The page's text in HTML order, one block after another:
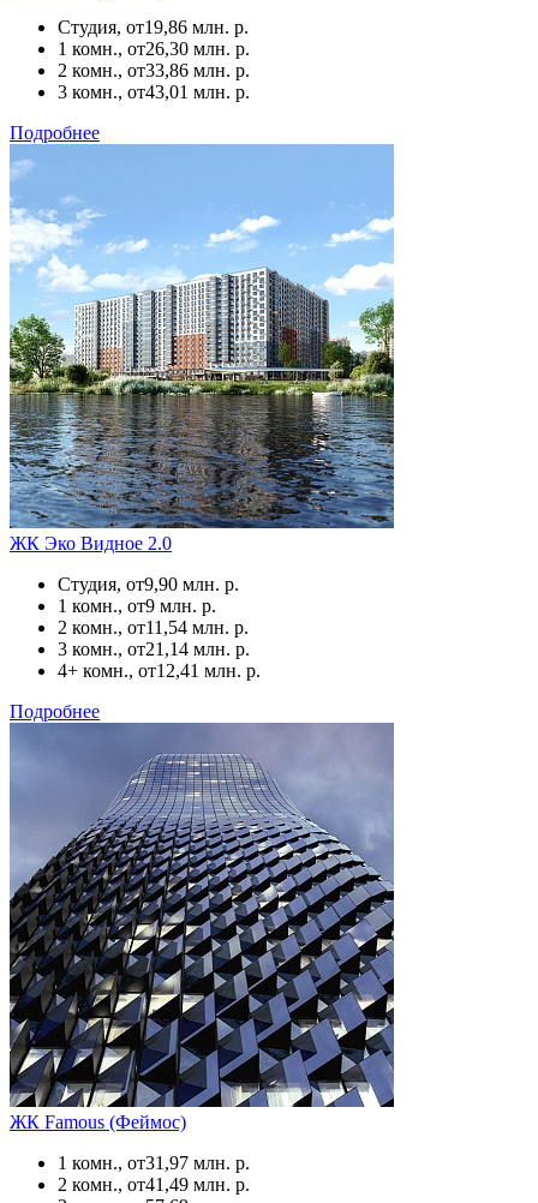
Студия, от19,86 млн. р.
1 комн., от26,30 млн. р.
2 комн., от33,86 млн. р.
3 комн., от43,01 млн. р.
Подробнее
ЖК Эко Видное 2.0
Студия, от9,90 млн. р.
1 комн., от9 млн. р.
2 комн., от11,54 млн. р.
3 комн., от21,14 млн. р.
4+ комн., от12,41 млн. р.
Подробнее
ЖК Famous (Феймос)
1 комн., от31,97 млн. р.
2 комн., от41,49 млн. р.